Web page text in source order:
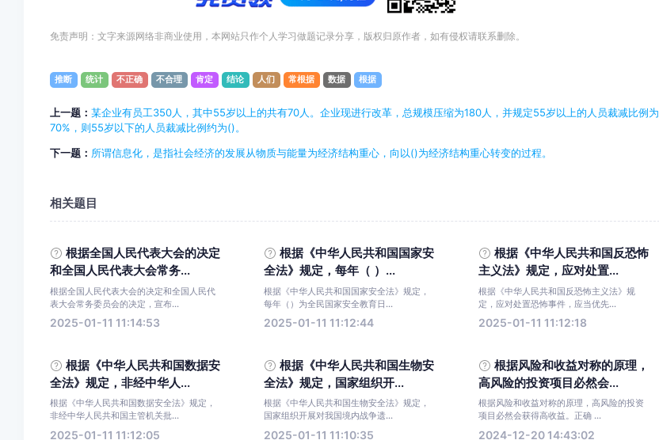
免责声明：文字来源网络非商业使用，本网站只作个人学习做题记录分享，版权归原作者，如有侵权请联系删除。
推断 统计 不正确 不合理 肯定 结论 人们 常根据 数据 根据
上一题： 某企业有员工350人，其中55岁以上的共有70人。企业现进行改革，总规模压缩为180人，并规定55岁以上的人员裁减比例为
70%，则55岁以下的人员裁减比例约为()。
下一题： 所谓信息化，是指社会经济的发展从物质与能量为经济结构重心，向以()为经济结构重心转变的过程。
相关题目
根据全国人民代表大会的决定
和全国人民代表大会常务...
根据全国人民代表大会的决定和全国人民代
表大会常务委员会的决定，宣布...
2025-01-11 11:14:53
根据《中华人民共和国国家安
全法》规定，每年（ ）...
根据《中华人民共和国国家安全法》规定，
每年（）为全民国家安全教育日...
2025-01-11 11:12:44
根据《中华人民共和国反恐怖
主义法》规定，应对处置...
根据《中华人民共和国反恐怖主义法》规
定，应对处置恐怖事件，应当优先...
2025-01-11 11:12:18
根据《中华人民共和国数据安
全法》规定，非经中华人...
根据《中华人民共和国数据安全法》规定，
非经中华人民共和国主管机关批...
2025-01-11 11:12:05
根据《中华人民共和国生物安
全法》规定，国家组织开...
根据《中华人民共和国生物安全法》规定，
国家组织开展对我国境内战争遗...
2025-01-11 11:10:35
根据风险和收益对称的原理，
高风险的投资项目必然会...
根据风险和收益对称的原理，高风险的投资
项目必然会获得高收益。正确 ...
2024-12-20 14:43:02